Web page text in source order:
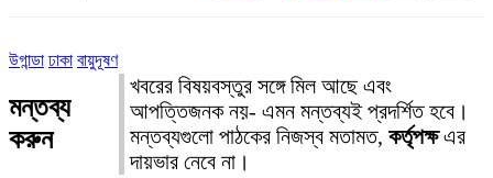
উগান্ডা ঢাকা বায়ুদূষণ
মন্তব্য
করুন
খবরের বিষয়বস্তুর সঙ্গে মিল আছে এবং
আপত্তিজনক নয়- এমন মন্তব্যই প্রদর্শিত হবে।
মন্তব্যগুলো পাঠকের নিজস্ব মতামত, কর্তৃপক্ষএর
দায়ভার নেবে না।